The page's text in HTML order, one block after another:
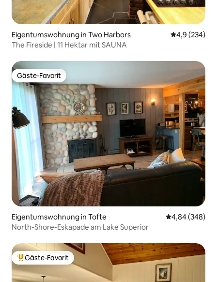
Eigentumswohnung in Two Harbors
4,9 (234)
The Fireside | 11 Hektar mit SAUNA
Gäste-Favorit
Gäste-Favorit
Eigentumswohnung in Tofte
4,84 (348)
North-Shore-Eskapade am Lake Superior
Beliebter Gäste-Favorit.
Gäste-Favorit